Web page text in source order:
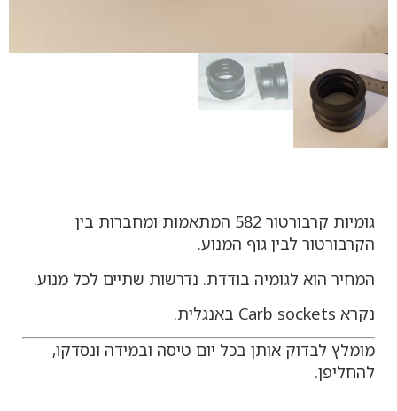
גומיות קרבורטור 582 המתאמות ומחברות בין
הקרבורטור לבין גוף המנוע.
המחיר הוא לגומיה בודדת. נדרשות שתיים לכל מנוע.
נקרא Carb sockets באנגלית.
מומלץ לבדוק אותן בכל יום טיסה ובמידה ונסדקו,
להחליפן.